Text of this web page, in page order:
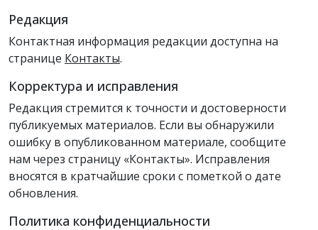
Редакция
Контактная информация редакции доступна на
странице Контакты.
Корректура и исправления
Редакция стремится к точности и достоверности
публикуемых материалов. Если вы обнаружили
ошибку в опубликованном материале, сообщите
нам через страницу «Контакты». Исправления
вносятся в кратчайшие сроки с пометкой о дате
обновления.
Политика конфиденциальности